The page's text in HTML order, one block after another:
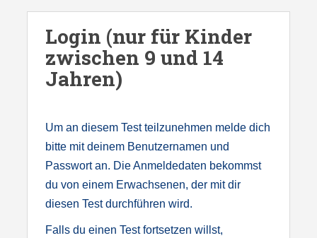
Login (nur für Kinder
zwischen 9 und 14
Jahren)
Um an diesem Test teilzunehmen melde dich
bitte mit deinem Benutzernamen und
Passwort an. Die Anmeldedaten bekommst
du von einem Erwachsenen, der mit dir
diesen Test durchführen wird.
Falls du einen Test fortsetzen willst,